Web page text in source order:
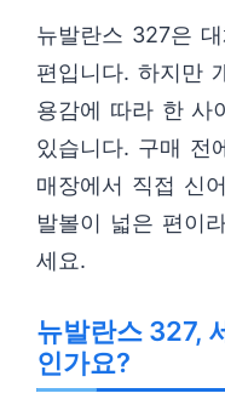
뉴발란스 327은
편입니다. 하지만
용감에 따라 한 사
있습니다. 구매 전
매장에서 직접 신
발볼이 넓은 편이
세요.
뉴발란스 327,
인가요?